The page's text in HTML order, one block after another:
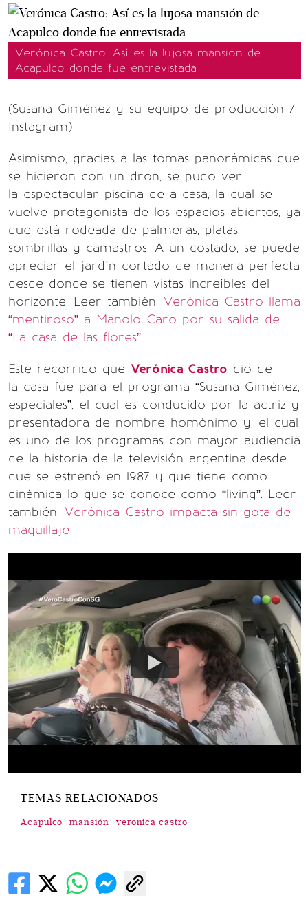
Verónica Castro: Así es la lujosa mansión de
Acapulco donde fue entrevistada
(Susana Giménez y su equipo de producción /
Instagram)
Asimismo, gracias a las tomas panorámicas que
se hicieron con un dron, se pudo ver
la espectacular piscina de a casa, la cual se
vuelve protagonista de los espacios abiertos, ya
que está rodeada de palmeras, platas,
sombrillas y camastros. A un costado, se puede
apreciar el jardín cortado de manera perfecta
desde donde se tienen vistas increíbles del
horizonte. Leer también: Verónica Castro llama
“mentiroso” a Manolo Caro por su salida de
“La casa de las flores”
Este recorrido que Verónica Castro dio de
la casa fue para el programa “Susana Giménez,
especiales”, el cual es conducido por la actriz y
presentadora de nombre homónimo y, el cual
es uno de los programas con mayor audiencia
de la historia de la televisión argentina desde
que se estrenó en 1987 y que tiene como
dinámica lo que se conoce como “living”. Leer
también: Verónica Castro impacta sin gota de
maquillaje
TEMAS RELACIONADOS
Acapulco mansión veronica castro